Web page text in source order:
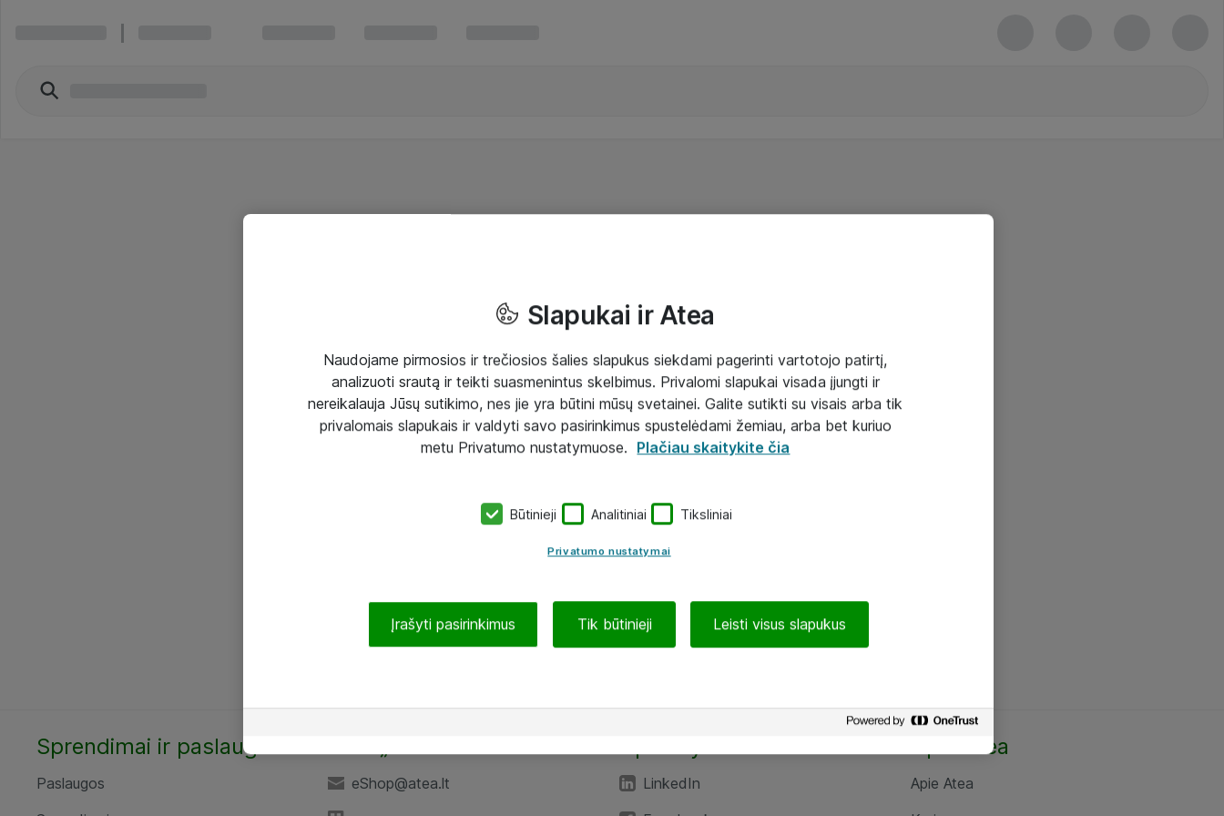
Sprendimai ir paslaugos
Paslaugos
eShop@atea.lt
LinkedIn
Apie Atea
Apie Atea
Slapukai ir Atea
Naudojame pirmosios ir trečiosios šalies slapukus siekdami pagerinti vartotojo patirtį,
analizuoti srautą ir teikti suasmenintus skelbimus. Privalomi slapukai visada įjungti ir
nereikalauja Jūsų sutikimo, nes jie yra būtini mūsų svetainei. Galite sutikti su visais arba tik
privalomais slapukais ir valdyti savo pasirinkimus spustelėdami žemiau, arba bet kuriuo
metu Privatumo nustatymuose. Plačiau skaitykite čia
Būtinieji Analitiniai Tiksliniai
Privatumo nustatymai
Įrašyti pasirinkimus Tik būtinieji Leisti visus slapukus